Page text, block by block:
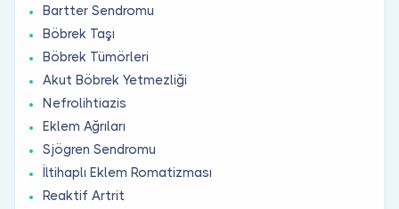
Bartter Sendromu
Böbrek Taşı
Böbrek Tümörleri
Akut Böbrek Yetmezliği
Nefrolihtiazis
Eklem Ağrıları
Sjögren Sendromu
İltihaplı Eklem Romatizması
Reaktif Artrit